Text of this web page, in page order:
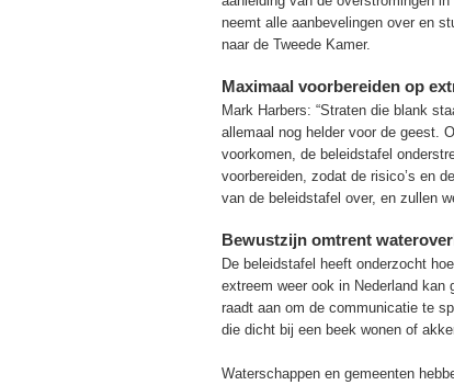
neemt alle aanbevelingen over en
naar de Tweede Kamer.
Maximaal voorbereiden op
Mark Harbers: “Straten die blank
allemaal nog helder voor de geest.
voorkomen, de beleidstafel
voorbereiden, zodat de risico’s en
van de beleidstafel over, en zullen
Bewustzijn omtrent
De beleidstafel heeft onderzocht
extreem weer ook in Nederland kan
raadt aan om de communicatie te
die dicht bij een beek wonen of
Waterschappen en gemeenten